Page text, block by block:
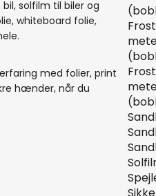
solfilm til biler og
whiteboard folie,
med folier, print
hænder, når du